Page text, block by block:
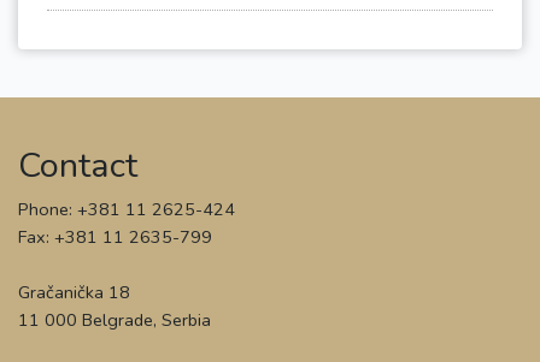
Contact
Phone: +381 11 2625-424
Fax: +381 11 2635-799
Gračanička 18
11 000 Belgrade, Serbia